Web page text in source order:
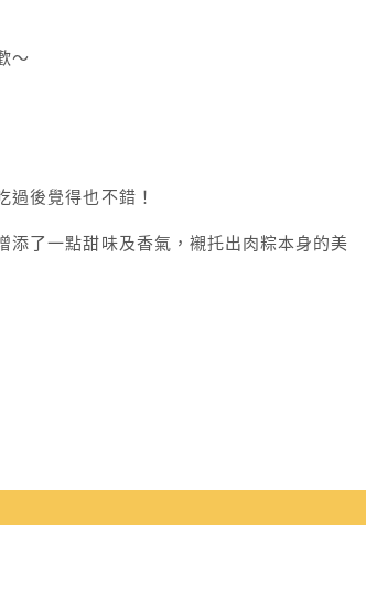
～
過後覺得也不錯！
添了一點甜味及香氣，襯托出肉粽本身的美